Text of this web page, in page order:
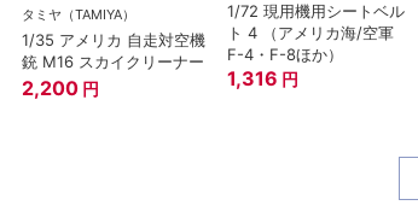
タミヤ（TAMIYA）
1/35 アメリカ 自走対空機
銃 M16 スカイクリーナー
2,200 円
1/72 現用機用シートベル
ト 4 （アメリカ海/空軍
F-4・F-8ほか）
1,316 円